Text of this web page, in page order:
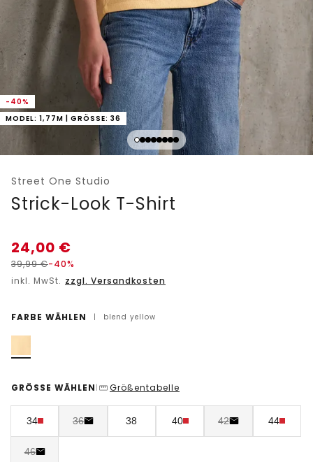
-40%
MODEL: 1,77M | GRÖSSE: 36
Street One Studio
Strick-Look T-Shirt
24,00 €
39,99€-40%
inkl. MwSt. zzgl. Versandkosten
FARBE WÄHLEN | blend yellow
GRÖSSE WÄHLEN | Größentabelle
34 36 38 40 42 44
46